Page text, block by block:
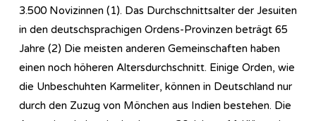
3.500 Novizinnen (1). Das Durchschnittsalter der Jesuiten
in den deutschsprachigen Ordens-Provinzen beträgt 65
Jahre (2) Die meisten anderen Gemeinschaften haben
einen noch höheren Altersdurchschnitt. Einige Orden, wie
die Unbeschuhten Karmeliter, können in Deutschland nur
durch den Zuzug von Mönchen aus Indien bestehen. Die